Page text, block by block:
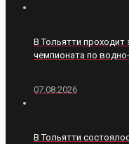
В Тольятти проходит
чемпионата по
07.08.2026
В Тольятти